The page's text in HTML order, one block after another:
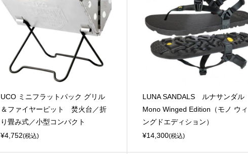
UCO ミニフラットパック グリル
＆ファイヤーピット 焚火台／折
り畳み式／小型コンパクト
¥4,752(税込)
LUNA SANDALS ルナサンダル
Mono Winged Edition（モノ ウィ
ングドエディション）
¥14,300(税込)